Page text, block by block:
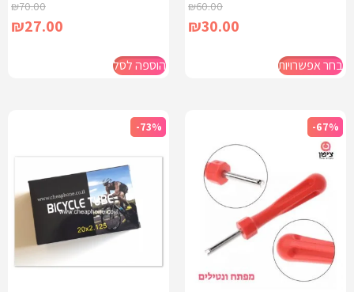
₪60.00
₪30.00
בחר אפשרויות
₪70.00
₪27.00
הוספה לסל
-67%
-73%